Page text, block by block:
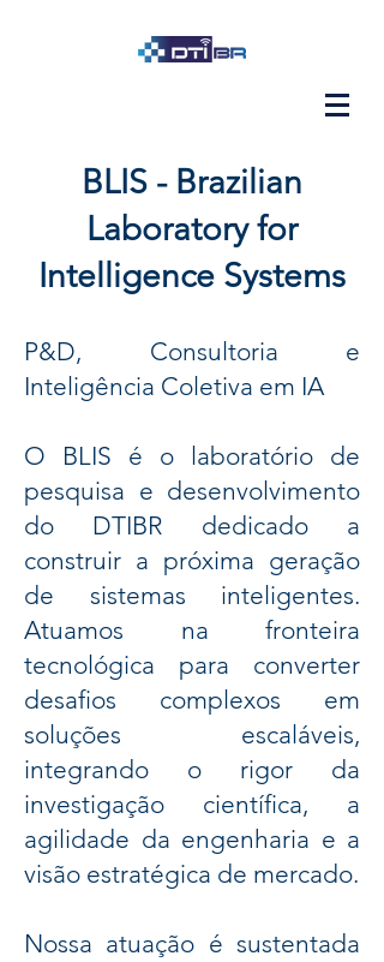
BLIS - Brazilian
Laboratory for
Intelligence Systems
P&D, Consultoria e
Inteligência Coletiva em IA
O BLIS é o laboratório de
pesquisa e desenvolvimento
do DTIBR dedicado a
construir a próxima geração
de sistemas inteligentes.
Atuamos na fronteira
tecnológica para converter
desafios complexos em
soluções escaláveis,
integrando o rigor da
investigação científica, a
agilidade da engenharia e a
visão estratégica de mercado.
Nossa atuação é sustentada